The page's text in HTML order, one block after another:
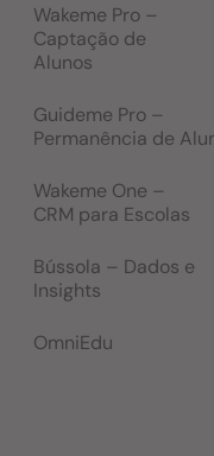
Wakeme Pro –
Captação de
Alunos
Guideme Pro –
Permanência de
Wakeme One –
CRM para Escolas
Bússola – Dados e
Insights
OmniEdu